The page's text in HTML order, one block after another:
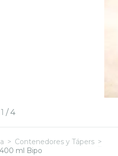
1 / 4
> Contenedores y Tápers >
ml Bipo